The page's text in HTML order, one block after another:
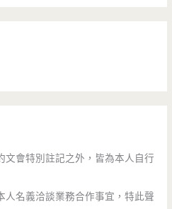
文會特別註記之外，皆為本人自行
人名義洽談業務合作事宜，特此聲